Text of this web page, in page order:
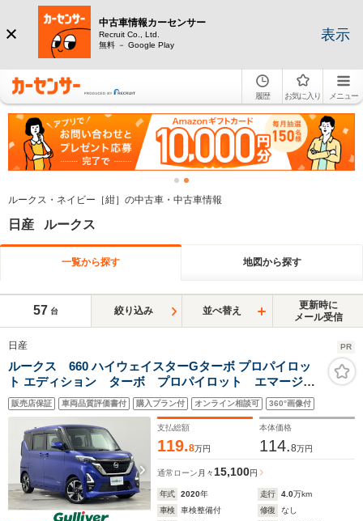
中古車情報カーセンサー
Recruit Co., Ltd.
無料 － Google Play
表示
履歴 お気に入り メニュー
ルークス・ネイビー［紺］の中古車・中古車情報
日産 ルークス
一覧から探す 地図から探す
57 台 絞り込み 並べ替え
更新時に
メール受信
日産 PR
ルークス 660 ハイウェイスターGターボ プロパイロッ
ト エディション ターボ プロパイロット エマージェ
ンシーブレーキ 追従型クルーズコントロール 両側パ
ワースライドドア 純正SDナビ アラウンドビューモニ
ター 電子パーキングブレーキ 前後ドライブレコーダ
ー ETC
販売店保証 車両品質評価書付 購入プラン付 オンライン相談可 360°画像付
支払総額
119.8万円
本体価格
114.8万円
通常ローン 月々15,100円
年式 2020年 走行 4.0万km
車検
車検整備付 修復
なし